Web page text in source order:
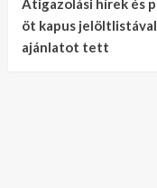
Átigazolási hírek és
öt kapus
ajánlatot tett